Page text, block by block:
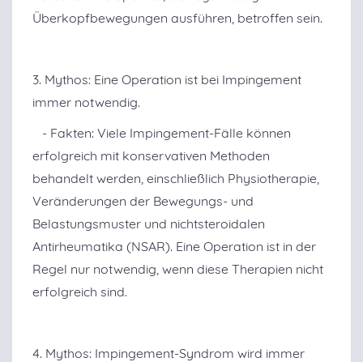
Überkopfbewegungen ausführen, betroffen sein.
3. Mythos: Eine Operation ist bei Impingement
immer notwendig.
- Fakten: Viele Impingement-Fälle können
erfolgreich mit konservativen Methoden
behandelt werden, einschließlich Physiotherapie,
Veränderungen der Bewegungs- und
Belastungsmuster und nichtsteroidalen
Antirheumatika (NSAR). Eine Operation ist in der
Regel nur notwendig, wenn diese Therapien nicht
erfolgreich sind.
4. Mythos: Impingement-Syndrom wird immer